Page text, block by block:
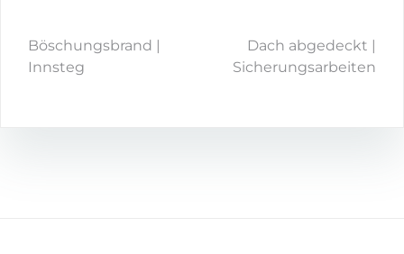
Böschungsbrand |
Innsteg
Dach abgedeckt |
Sicherungsarbeiten